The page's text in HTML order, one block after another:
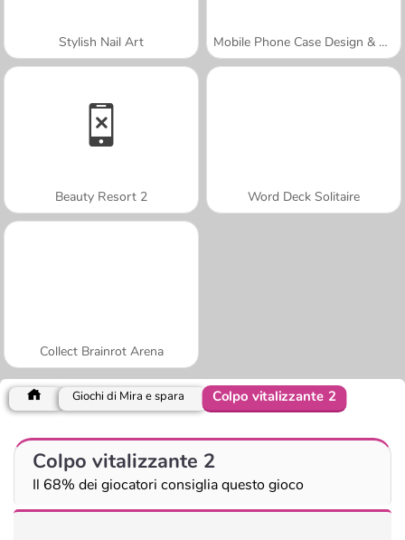
Stylish Nail Art Mobile Phone Case Design & DIY
Beauty Resort 2 Word Deck Solitaire
Collect Brainrot Arena
Giochi di Mira e spara Colpo vitalizzante 2
Colpo vitalizzante 2
Il 68% dei giocatori consiglia questo gioco